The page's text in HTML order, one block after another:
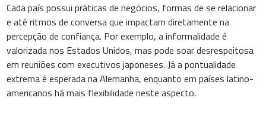
Cada país possui práticas de negócios, formas de se relacionar
e até ritmos de conversa que impactam diretamente na
percepção de confiança. Por exemplo, a informalidade é
valorizada nos Estados Unidos, mas pode soar desrespeitosa
em reuniões com executivos japoneses. Já a pontualidade
extrema é esperada na Alemanha, enquanto em países latino-
americanos há mais flexibilidade neste aspecto.